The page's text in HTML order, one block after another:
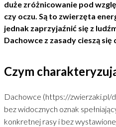
duże zróżnicowanie pod
czy oczu. Są to zwierzęta
jednak zaprzyjaźnić się z
Dachowce z zasady cieszą
Czym
Dachowce (https://zwierzaki.pl/
bez widocznych oznak
konkretnej rasy i bez